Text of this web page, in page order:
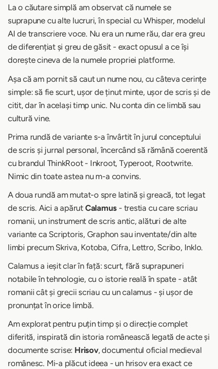
La o căutare simplă am observat că numele se
suprapune cu alte lucruri, în special cu Whisper, modelul
AI de transcriere voce. Nu era un nume rău, dar era greu
de diferențiat și greu de găsit - exact opusul a ce își
dorește cineva de la numele propriei platforme.
Așa că am pornit să caut un nume nou, cu câteva cerințe
simple: să fie scurt, ușor de ținut minte, ușor de scris și de
citit, dar în același timp unic. Nu conta din ce limbă sau
cultură vine.
Prima rundă de variante s-a învârtit în jurul conceptului
de scris și jurnal personal, încercând să rămână coerentă
cu brandul ThinkRoot - Inkroot, Typeroot, Rootwrite.
Nimic din toate astea nu m-a convins.
A doua rundă am mutat-o spre latină și greacă, tot legat
de scris. Aici a apărut Calamus - trestia cu care scriau
romanii, un instrument de scris antic, alături de alte
variante ca Scriptoris, Graphon sau inventate/din alte
limbi precum Skriva, Kotoba, Cifra, Lettro, Scribo, Inklo.
Calamus a ieșit clar în față: scurt, fără suprapuneri
notabile în tehnologie, cu o istorie reală în spate - atât
romanii cât și grecii scriau cu un calamus - și ușor de
pronunțat în orice limbă.
Am explorat pentru puțin timp și o direcție complet
diferită, inspirată din istoria românească legată de acte și
documente scrise: Hrisov, documentul oficial medieval
românesc. Mi-a plăcut ideea - un hrisov era exact ce